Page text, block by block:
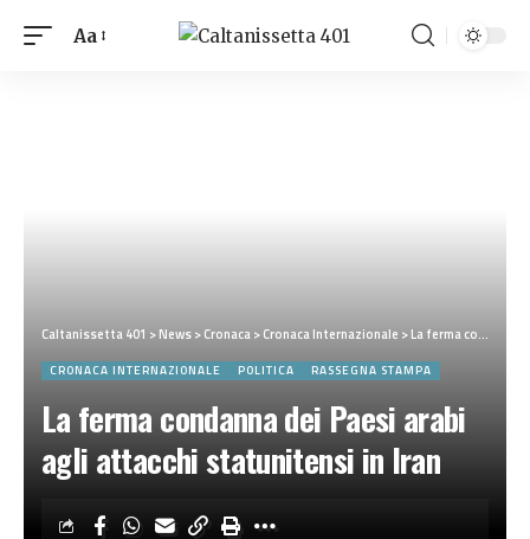
Aa
Caltanissetta 401 >News>Cronaca>Cronaca Internazionale >La ferma condanna dei Paesi arabi agli attacchi statunitensi in Iran
CRONACA INTERNAZIONALE POLITICA RASSEGNA STAMPA
La ferma condanna dei Paesi arabi
agli attacchi statunitensi in Iran